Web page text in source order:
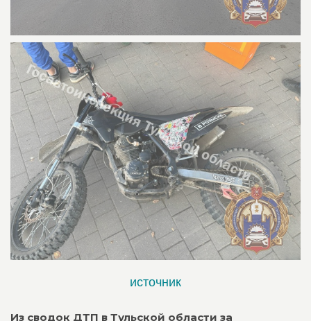
источник
Из сводок ДТП в Тульской области за